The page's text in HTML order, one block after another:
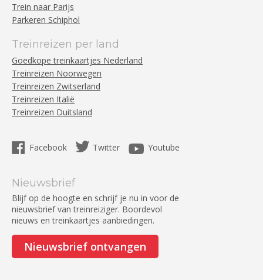
Trein naar Parijs
Parkeren Schiphol
Treinreizen per land
Goedkope treinkaartjes Nederland
Treinreizen Noorwegen
Treinreizen Zwitserland
Treinreizen Italië
Treinreizen Duitsland
Facebook Twitter Youtube
Nieuwsbrief
Blijf op de hoogte en schrijf je nu in voor de
nieuwsbrief van treinreiziger. Boordevol
nieuws en treinkaartjes aanbiedingen.
Nieuwsbrief ontvangen